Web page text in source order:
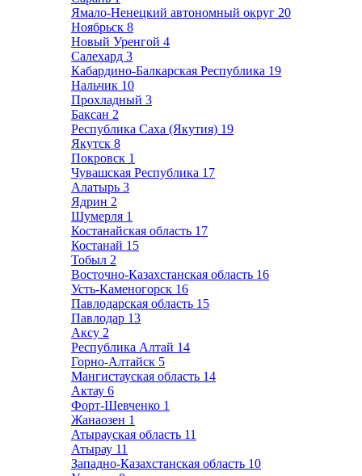
Ямало-Ненецкий автономный округ 20
Ноябрьск 8
Новый Уренгой 4
Салехард 3
Кабардино-Балкарская Республика 19
Нальчик 10
Прохладный 3
Баксан 2
Республика Саха (Якутия) 19
Якутск 8
Покровск 1
Чувашская Республика 17
Алатырь 3
Ядрин 2
Шумерля 1
Костанайская область 17
Костанай 15
Тобыл 2
Восточно-Казахстанская область 16
Усть-Каменогорск 16
Павлодарская область 15
Павлодар 13
Аксу 2
Республика Алтай 14
Горно-Алтайск 5
Мангистауская область 14
Актау 6
Форт-Шевченко 1
Жанаозен 1
Атырауская область 11
Атырау 11
Западно-Казахстанская область 10